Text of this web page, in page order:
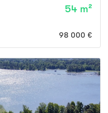
54 m²
98 000 €